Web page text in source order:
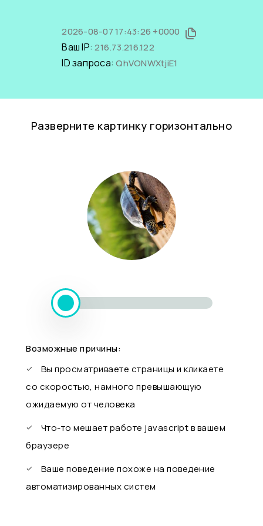
2026-08-07 17:43:26 +0000
Ваш IP:216.73.216.122
ID запроса:QhVONWXtjiE1
Разверните картинку горизонтально
Возможные причины:
Вы просматриваете страницы и кликаете
со скоростью, намного превышающую
ожидаемую от человека
Что-то мешает работе javascript в вашем
браузере
Ваше поведение похоже на поведение
автоматизированных систем